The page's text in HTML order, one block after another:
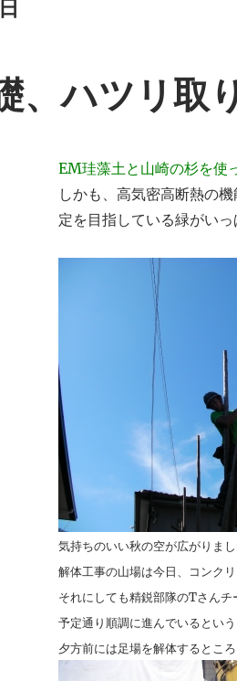
、ハツリ取り
EM珪藻土と山崎の杉を使
しかも、高気密高断熱の
定を目指している緑がい
気持ちのいい秋の空が広がりまし
解体工事の山場は今日、コンク
それにしても精鋭部隊のTさんチ
予定通り順調に進んでいるとい
夕方前には足場を解体するとこ